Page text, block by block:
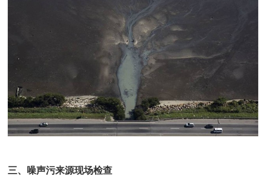
三、噪声污来源现场检查